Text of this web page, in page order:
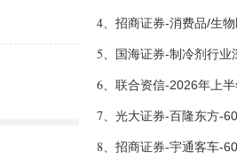
4、
5、
6、
7、
8、